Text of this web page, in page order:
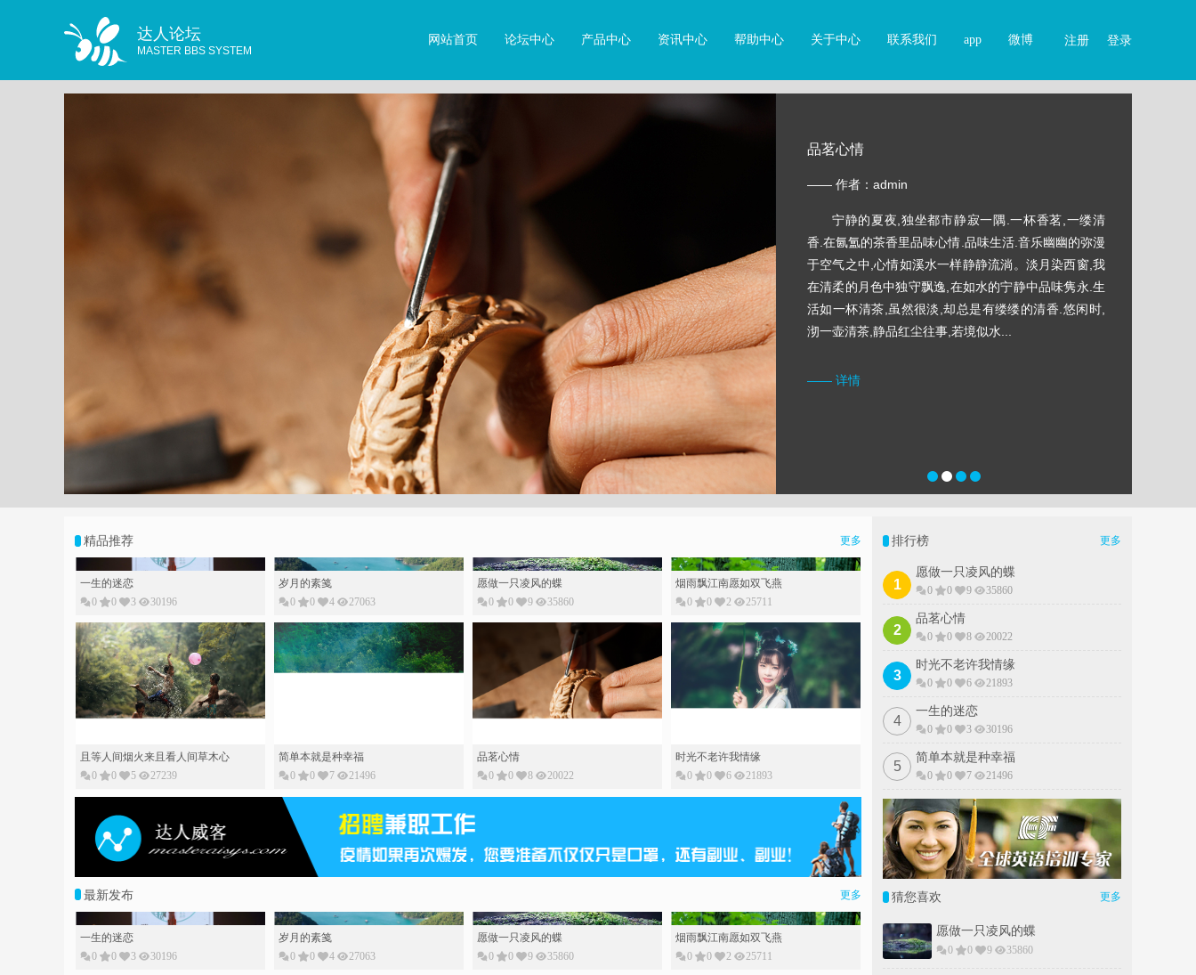
达人论坛
MASTER BBS SYSTEM
注册 登录
网站首页 论坛中心 产品中心 资讯中心 帮助中心 关于中心 联系我们 app 微博
品茗心情
—— 作者：admin
宁静的夏夜,独坐都市静寂一隅.一杯香茗,一缕清
香.在氤氲的茶香里品味心情.品味生活.音乐幽幽的弥漫
于空气之中,心情如溪水一样静静流淌。淡月染西窗,我
在清柔的月色中独守飘逸,在如水的宁静中品味隽永.生
活如一杯清茶,虽然很淡,却总是有缕缕的清香.悠闲时,
沏一壶清茶,静品红尘往事,若境似水...
—— 详情
精品推荐 更多
一生的迷恋
0
0 3 30196
岁月的素䇳
0
0 4 27063
愿做一只凌风的蝶
0
0 9 35860
烟雨飘江南愿如双飞燕
0
0 2 25711
且等人间烟火来且看人间草木心
0
0 5 27239
简单本就是种幸福
0
0 7 21496
品茗心情
0
0 8 20022
时光不老许我情缘
0
0 6 21893
最新发布 更多
一生的迷恋
0
0 3 30196
岁月的素䇳
0
0 4 27063
愿做一只凌风的蝶
0
0 9 35860
烟雨飘江南愿如双飞燕
0
0 2 25711
排行榜 更多
愿做一只凌风的蝶
0 0 9 35860
品茗心情
0 0 8 20022
时光不老许我情缘
0 0 6 21893
一生的迷恋
0 0 3 30196
简单本就是种幸福
0 0 7 21496
1
2
3
4
5
猜您喜欢 更多
愿做一只凌风的蝶
0 0 9 35860